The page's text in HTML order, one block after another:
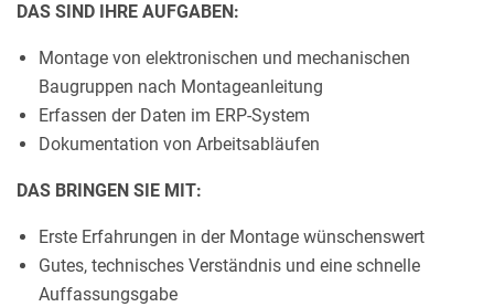
DAS SIND IHRE AUFGABEN:
Montage von elektronischen und mechanischen
Baugruppen nach Montageanleitung
Erfassen der Daten im ERP-System
Dokumentation von Arbeitsabläufen
DAS BRINGEN SIE MIT:
Erste Erfahrungen in der Montage wünschenswert
Gutes, technisches Verständnis und eine schnelle
Auffassungsgabe